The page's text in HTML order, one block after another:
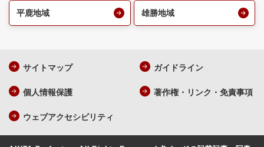
平鹿地域 雄勝地域
サイトマップ ガイドライン
個人情報保護 著作権・リンク・免責事項
ウェブアクセシビリティ